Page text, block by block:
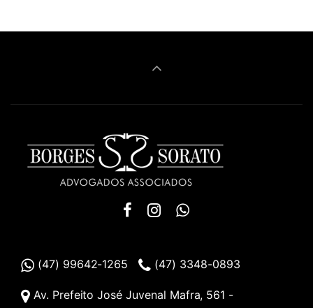
(47) 99642-1265 (47) 3348-0893
Av. Prefeito José Juvenal Mafra, 561 -